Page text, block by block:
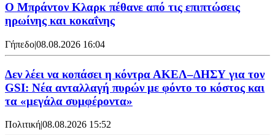
Ο Μπράντον Κλαρκ πέθανε από τις επιπτώσεις
ηρωίνης και κοκαΐνης
Γήπεδο|08.08.2026 16:04
Δεν λέει να κοπάσει η κόντρα ΑΚΕΛ–ΔΗΣΥ για τον
GSI: Νέα ανταλλαγή πυρών με φόντο το κόστος και
τα «μεγάλα συμφέροντα»
Πολιτική|08.08.2026 15:52